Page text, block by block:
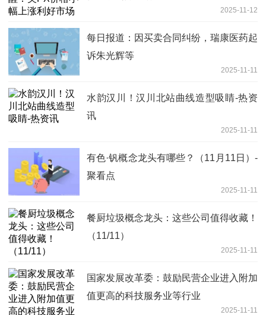
2025-11-12
每日报道：因买卖合同纠纷，瑞康医药起
诉朱光辉等
2025-11-11
水韵汉川！汉川北站曲线造型吸睛-热资
讯
2025-11-11
有色·钒概念龙头有哪些？（11月11日）-
聚看点
2025-11-11
餐厨垃圾概念龙头：这些公司值得收藏！
（11/11）
2025-11-11
国家发展改革委：鼓励民营企业进入附加
值更高的科技服务业等行业
2025-11-11